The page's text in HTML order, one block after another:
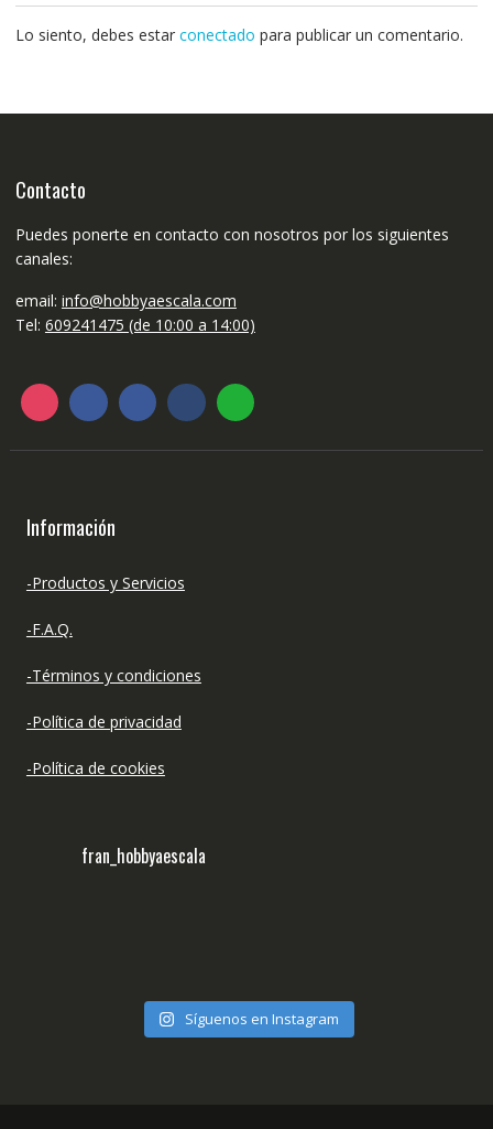
Lo siento, debes estar conectado para publicar un comentario.
Contacto
Puedes ponerte en contacto con nosotros por los siguientes
canales:
email: info@hobbyaescala.com
Tel: 609241475 (de 10:00 a 14:00)
Información
-Productos y Servicios
-F.A.Q.
-Términos y condiciones
-Política de privacidad
-Política de cookies
fran_hobbyaescala
Síguenos en Instagram